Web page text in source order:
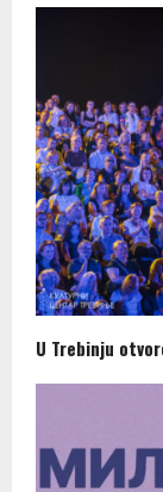
U Trebinju